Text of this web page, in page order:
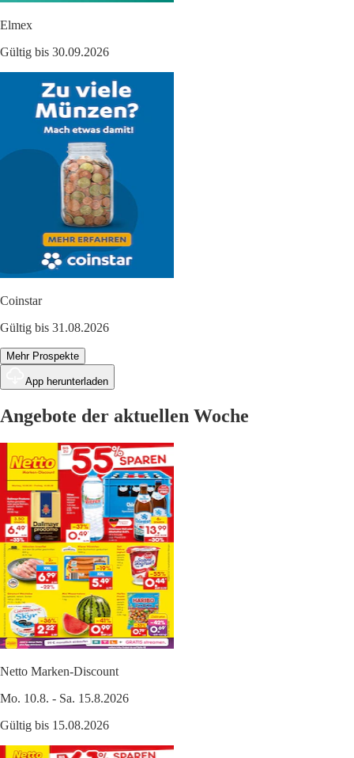
Elmex
Gültig bis 30.09.2026
Coinstar
Gültig bis 31.08.2026
Mehr Prospekte
App herunterladen
Angebote der aktuellen Woche
Netto Marken-Discount
Mo. 10.8. - Sa. 15.8.2026
Gültig bis 15.08.2026